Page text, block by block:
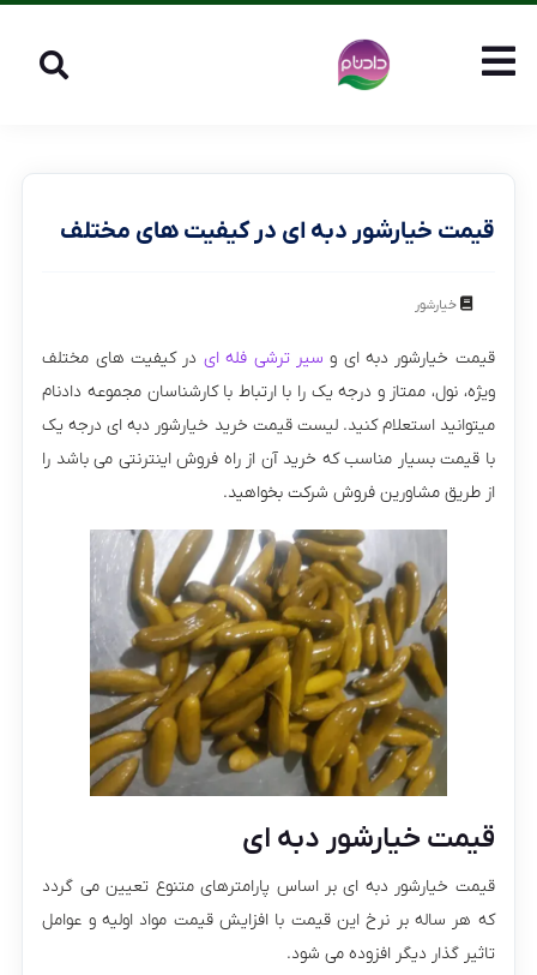
قیمت خیارشور دبه ای در کیفیت های مختلف
خیارشور
قیمت خیارشور دبه ای و سیر ترشی فله ای در کیفیت های مختلف
ویژه، نول، ممتاز و درجه یک را با ارتباط با کارشناسان مجموعه دادنام
میتوانید استعلام کنید. لیست قیمت خرید خیارشور دبه ای درجه یک
با قیمت بسیار مناسب که خرید آن از راه فروش اینترنتی می باشد را
از طریق مشاورین فروش شرکت بخواهید.
قیمت خیارشور دبه ای
قیمت خیارشور دبه ای بر اساس پارامترهای متنوع تعیین می گردد
که هر ساله بر نرخ این قیمت با افزایش قیمت مواد اولیه و عوامل
تاثیر گذار دیگر افزوده می شود.